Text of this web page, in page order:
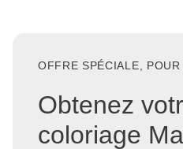
OFFRE SPÉCIALE,
Obtenez
coloriage